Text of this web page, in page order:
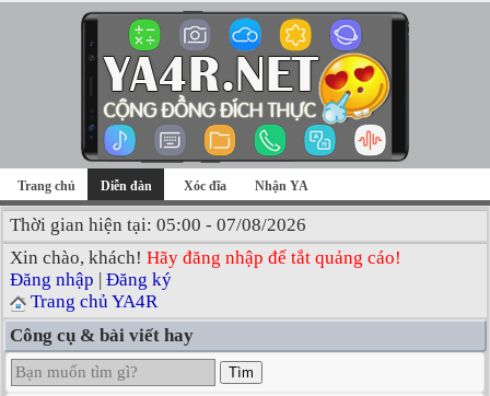
Trang chủ Diễn đàn Xóc đĩa Nhận YA
Thời gian hiện tại: 05:00 - 07/08/2026
Xin chào, khách! Hãy đăng nhập để tắt quảng cáo!
Đăng nhập | Đăng ký
Trang chủ YA4R
Công cụ & bài viết hay
Tìm